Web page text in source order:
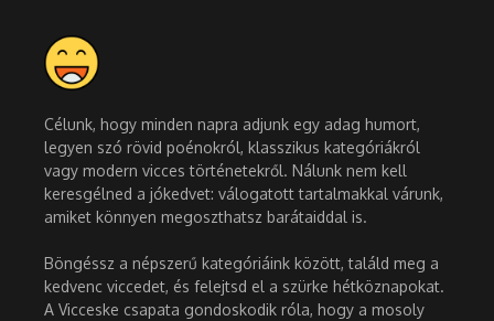
Célunk, hogy minden napra adjunk egy adag humort,
legyen szó rövid poénokról, klasszikus kategóriákról
vagy modern vicces történetekről. Nálunk nem kell
keresgélned a jókedvet: válogatott tartalmakkal várunk,
amiket könnyen megoszthatsz barátaiddal is.
Böngéssz a népszerű kategóriáink között, találd meg a
kedvenc viccedet, és felejtsd el a szürke hétköznapokat.
A Vicceske csapata gondoskodik róla, hogy a mosoly